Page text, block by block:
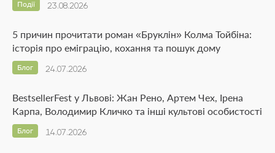
23.08.2026
Події
5 причин прочитати роман «Бруклін» Колма Тойбіна:
історія про еміграцію, кохання та пошук дому
24.07.2026
Блог
BestsellerFest у Львові: Жан Рено, Артем Чех, Ірена
Карпа, Володимир Кличко та інші культові особистості
14.07.2026
Блог